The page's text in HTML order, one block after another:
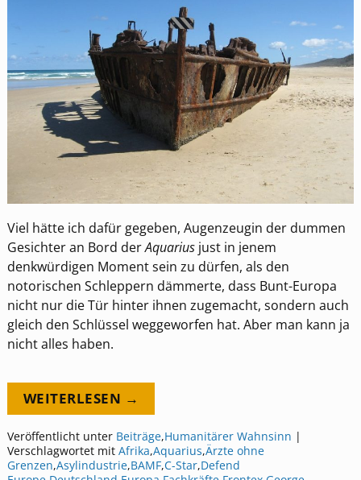
Viel hätte ich dafür gegeben, Augenzeugin der dummen
Gesichter an Bord derAquariusjust in jenem
denkwürdigen Moment sein zu dürfen, als den
notorischen Schleppern dämmerte, dass Bunt-Europa
nicht nur die Tür hinter ihnen zugemacht, sondern auch
gleich den Schlüssel weggeworfen hat. Aber man kann ja
nicht alles haben.
WEITERLESEN →
Veröffentlicht unter Beiträge,Humanitärer Wahnsinn |
Verschlagwortet mit Afrika,Aquarius,Ärzte ohne
Grenzen,Asylindustrie,BAMF,C-Star,Defend